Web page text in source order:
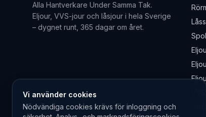
Alla Hantverkare Under Samma Tak.
Eljour, VVS-jour och låsjour i hela Sverige
– dygnet runt, 365 dagar om året.
Vi använder cookies
Nödvändiga cookies krävs för inloggning och